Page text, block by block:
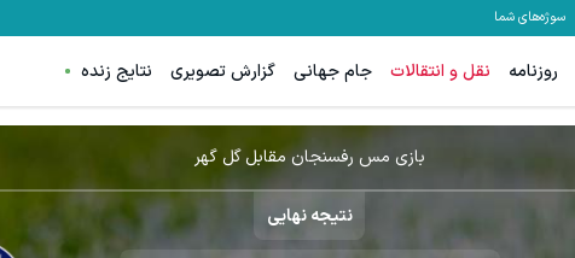
سوژه‌های شما
روزنامه نقل و انتقالات جام جهانی گزارش تصویری نتایج زنده
بازی مس رفسنجان مقابل گل گهر
نتیجه نهایی